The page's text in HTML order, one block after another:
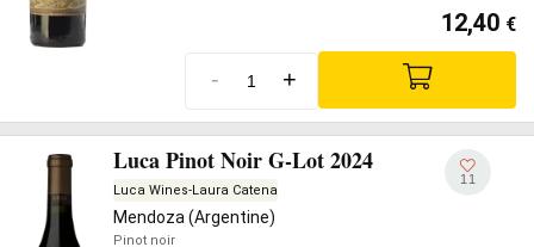
12,40 €
- +
Luca Pinot Noir G-Lot 2024
Luca Wines-Laura Catena
Mendoza (Argentine)
Pinot noir
11